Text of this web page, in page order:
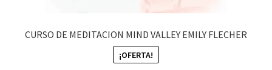
CURSO DE MEDITACION MIND VALLEY EMILY FLECHER
¡OFERTA!